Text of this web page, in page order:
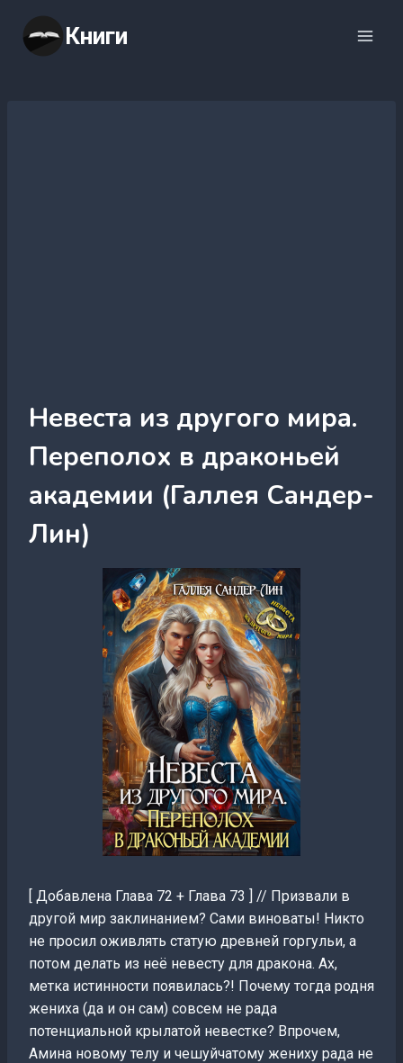
содержимому
Книги
Невеста из другого мира.
Переполох в драконьей
академии (Галлея Сандер-
Лин)
[ Добавлена Глава 72 + Глава 73 ] // Призвали в
другой мир заклинанием? Сами виноваты! Никто
не просил оживлять статую древней горгульи, а
потом делать из неё невесту для дракона. Ах,
метка истинности появилась?! Почему тогда родня
жениха (да и он сам) совсем не рада
потенциальной крылатой невестке? Впрочем,
Амина новому телу и чешуйчатому жениху рада не